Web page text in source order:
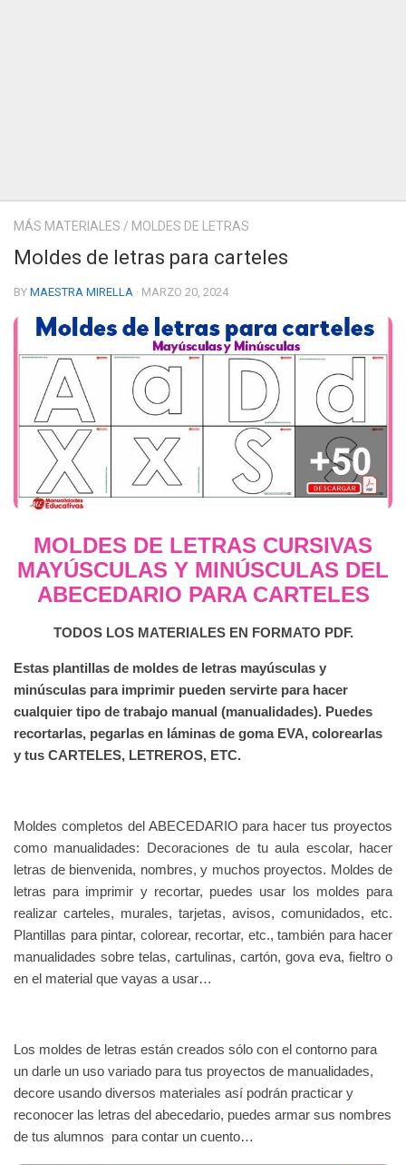
MÁS MATERIALES / MOLDES DE LETRAS
Moldes de letras para carteles
BY MAESTRA MIRELLA · MARZO 20, 2024
MOLDES DE LETRAS CURSIVAS
MAYÚSCULAS Y MINÚSCULAS DEL
ABECEDARIO PARA CARTELES
TODOS LOS MATERIALES EN FORMATO PDF.
Estas plantillas de moldes de letras mayúsculas y
minúsculas para imprimir pueden servirte para hacer
cualquier tipo de trabajo manual (manualidades). Puedes
recortarlas, pegarlas en láminas de goma EVA, colorearlas
y tus CARTELES, LETREROS, ETC.
Moldes completos del ABECEDARIO para hacer tus proyectos
como manualidades: Decoraciones de tu aula escolar, hacer
letras de bienvenida, nombres, y muchos proyectos. Moldes de
letras para imprimir y recortar, puedes usar los moldes para
realizar carteles, murales, tarjetas, avisos, comunidados, etc.
Plantillas para pintar, colorear, recortar, etc., también para hacer
manualidades sobre telas, cartulinas, cartón, gova eva, fieltro o
en el material que vayas a usar…
Los moldes de letras están creados sólo con el contorno para
un darle un uso variado para tus proyectos de manualidades,
decore usando diversos materiales así podrán practicar y
reconocer las letras del abecedario, puedes armar sus nombres
de tus alumnos para contar un cuento…